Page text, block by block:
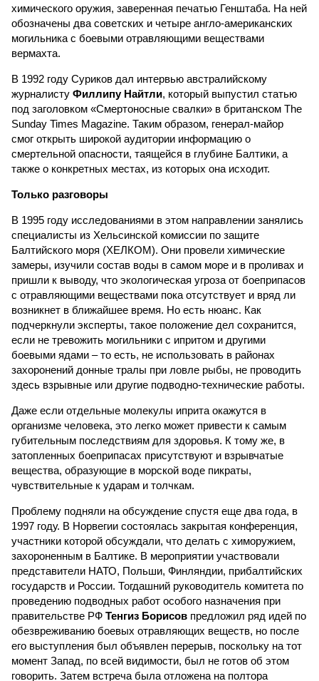
химического оружия, заверенная печатью Генштаба. На ней
обозначены два советских и четыре англо-американских
могильника с боевыми отравляющими веществами
вермахта.
В 1992 году Суриков дал интервью австралийскому
журналисту Филлипу Найтли, который выпустил статью
под заголовком «Смертоносные свалки» в британском The
Sunday Times Magazine. Таким образом, генерал-майор
смог открыть широкой аудитории информацию о
смертельной опасности, таящейся в глубине Балтики, а
также о конкретных местах, из которых она исходит.
Только разговоры
В 1995 году исследованиями в этом направлении занялись
специалисты из Хельсинской комиссии по защите
Балтийского моря (ХЕЛКОМ). Они провели химические
замеры, изучили состав воды в самом море и в проливах и
пришли к выводу, что экологическая угроза от боеприпасов
с отравляющими веществами пока отсутствует и вряд ли
возникнет в ближайшее время. Но есть нюанс. Как
подчеркнули эксперты, такое положение дел сохранится,
если не тревожить могильники с ипритом и другими
боевыми ядами – то есть, не использовать в районах
захоронений донные тралы при ловле рыбы, не проводить
здесь взрывные или другие подводно-технические работы.
Даже если отдельные молекулы иприта окажутся в
организме человека, это легко может привести к самым
губительным последствиям для здоровья. К тому же, в
затопленных боеприпасах присутствуют и взрывчатые
вещества, образующие в морской воде пикраты,
чувствительные к ударам и толчкам.
Проблему подняли на обсуждение спустя еще два года, в
1997 году. В Норвегии состоялась закрытая конференция,
участники которой обсуждали, что делать с химоружием,
захороненным в Балтике. В мероприятии участвовали
представители НАТО, Польши, Финляндии, прибалтийских
государств и России. Тогдашний руководитель комитета по
проведению подводных работ особого назначения при
правительстве РФ Тенгиз Борисов предложил ряд идей по
обезвреживанию боевых отравляющих веществ, но после
его выступления был объявлен перерыв, поскольку на тот
момент Запад, по всей видимости, был не готов об этом
говорить. Затем встреча была отложена на полтора